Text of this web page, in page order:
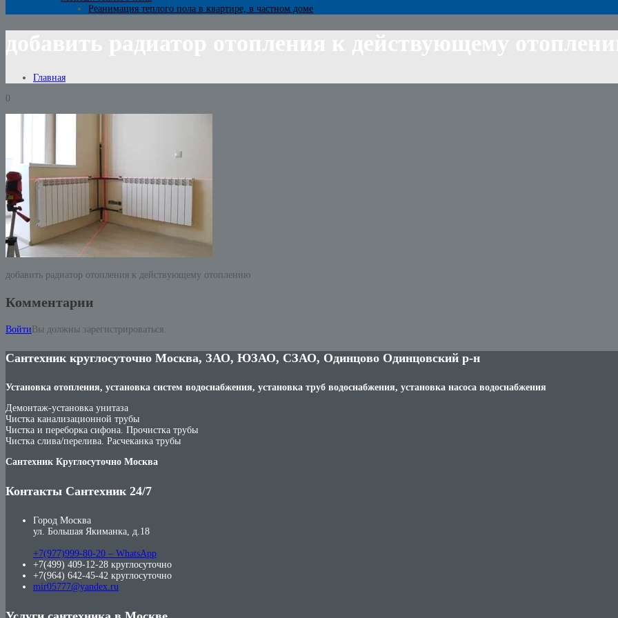
Реанимация теплого пола в квартире, в частном доме
Главная
0
добавить радиатор отопления к действующему отоплению
Комментарии
ВойтиВы должны зарегистрироваться.
Сантехник круглосуточно Москва, ЗАО, ЮЗАО, СЗАО, Одинцово Одинцовский р-н
Установка отопления, установка систем водоснабжения, установка труб водоснабжения, установка насоса водоснабжения
Демонтаж-установка унитаза
Чистка канализационной трубы
Чистка и переборка сифона. Прочистка трубы
Чистка слива/перелива. Расчеканка трубы
Сантехник Круглосуточно Москва
Контакты Сантехник 24/7
Город Москва
ул. Большая Якиманка, д.18
+7(977)999-80-20 – WhatsApp
+7(499) 409-12-28 круглосуточно
+7(964) 642-45-42 круглосуточно
mir05777@yandex.ru